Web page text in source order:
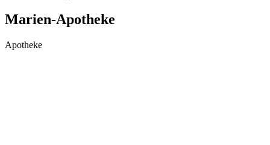
Marien-Apotheke
Apotheke